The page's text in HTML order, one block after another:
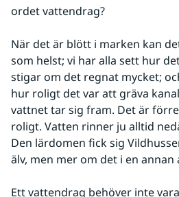
ordet vattendrag?
När det är blött i marken kan
som helst; vi har alla sett hur
stigar om det regnat mycket;
hur roligt det var att gräva
vattnet tar sig fram. Det är
roligt. Vatten rinner ju alltid
Den lärdomen fick sig
älv, men mer om det i en annan
Ett vattendrag behöver inte